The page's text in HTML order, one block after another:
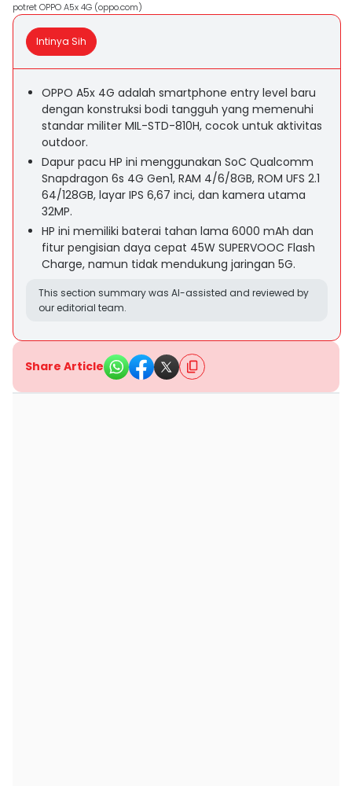
potret OPPO A5x 4G (oppo.com)
Intinya Sih
OPPO A5x 4G adalah smartphone entry level baru
dengan konstruksi bodi tangguh yang memenuhi
standar militer MIL-STD-810H, cocok untuk aktivitas
outdoor.
Dapur pacu HP ini menggunakan SoC Qualcomm
Snapdragon 6s 4G Gen1, RAM 4/6/8GB, ROM UFS 2.1
64/128GB, layar IPS 6,67 inci, dan kamera utama
32MP.
HP ini memiliki baterai tahan lama 6000 mAh dan
fitur pengisian daya cepat 45W SUPERVOOC Flash
Charge, namun tidak mendukung jaringan 5G.
This section summary was AI-assisted and reviewed by
our editorial team.
Share Article